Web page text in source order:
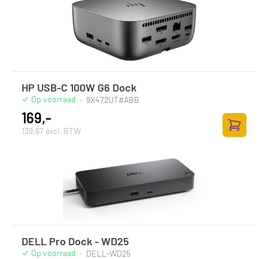
HP USB-C 100W G6 Dock
Op voorraad · 9X472UT#ABB
169,-
139,67 excl. BTW
DELL Pro Dock - WD25
Op voorraad · DELL-WD25